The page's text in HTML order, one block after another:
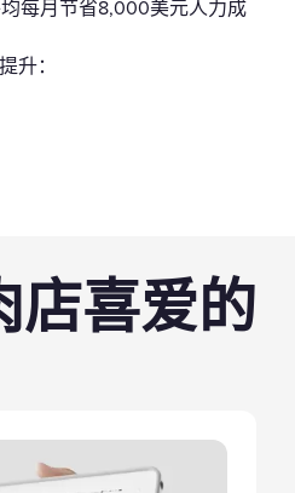
每月节省8,000美元人力成
升：
店喜爱的